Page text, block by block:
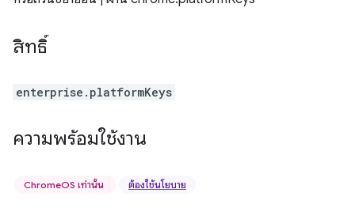
สิทธิ์
enterprise.platformKeys
ความพร้อมใช้งาน
ChromeOS เท่านั้น ต้องใช้นโยบาย